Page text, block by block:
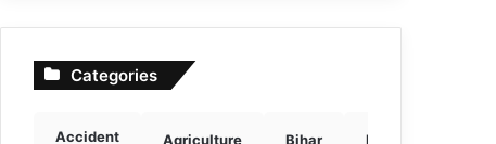
Categories
Accident Agriculture Bihar Breaking news